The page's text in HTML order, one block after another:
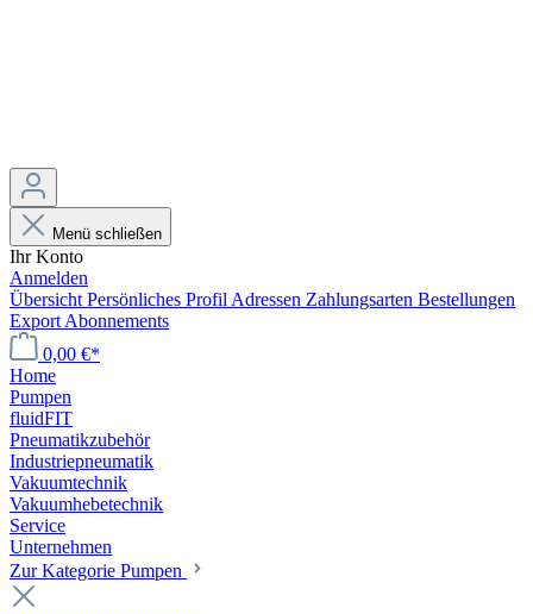
Menü schließen
Ihr Konto
Anmelden
Übersicht Persönliches Profil Adressen Zahlungsarten Bestellungen
Export Abonnements
0,00 €*
Home
Pumpen
fluidFIT
Pneumatikzubehör
Industriepneumatik
Vakuumtechnik
Vakuumhebetechnik
Service
Unternehmen
Zur Kategorie Pumpen